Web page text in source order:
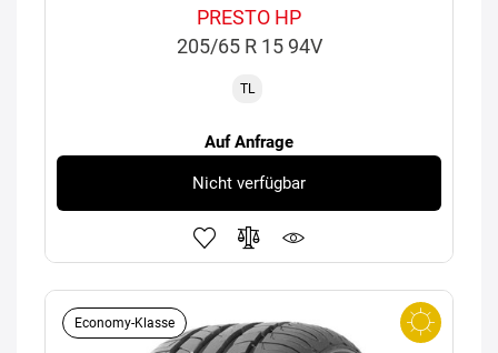
PRESTO HP
205/65 R 15 94V
TL
Auf Anfrage
Nicht verfügbar
Economy-Klasse